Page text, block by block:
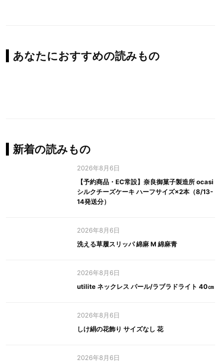
あなたにおすすめの読みもの
新着の読みもの
2026年8月6日
【予約商品・EC常設】奈良御菓子製造所 ocasi
シルクチーズケーキ ハーフサイズ×2本（8/13-
14発送分）
2026年8月6日
洗える草履スリッパ 綿麻 M 綿麻青
2026年8月6日
utilite ネックレス パール/ラブラドライト 40㎝
2026年8月6日
しけ絹の花飾り サイズなし 花
2026年8月6日